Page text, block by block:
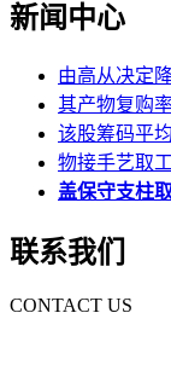
新闻中心
由高从决定
其产物复购
该股筹码平
物接手艺取
盖保守支柱
联系我们
CONTACT US